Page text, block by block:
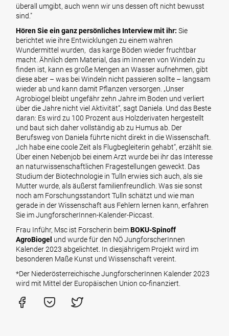
überall umgibt, auch wenn wir uns dessen oft nicht bewusst
sind."
Hören Sie ein ganz persönliches Interview mit ihr: Sie
berichtet wie ihre Entwicklungen zu einem wahren
Wundermittel wurden, das karge Böden wieder fruchtbar
macht. Ähnlich dem Material, das im Inneren von Windeln zu
finden ist, kann es große Mengen an Wasser aufnehmen, gibt
diese aber – was bei Windeln nicht passieren sollte – langsam
wieder ab und kann damit Pflanzen versorgen. „Unser
Agrobiogel bleibt ungefähr zehn Jahre im Boden und verliert
über die Jahre nicht viel Aktivität“, sagt Daniela. Und das Beste
daran: Es wird zu 100 Prozent aus Holzderivaten hergestellt
und baut sich daher vollständig ab zu Humus ab. Der
Berufsweg von Daniela führte nicht direkt in die Wissenschaft.
„Ich habe eine coole Zeit als Flugbegleiterin gehabt“, erzählt sie.
Über einen Nebenjob bei einem Arzt wurde bei ihr das Interesse
an naturwissenschaftlichen Fragestellungen geweckt. Das
Studium der Biotechnologie in Tulln erwies sich auch, als sie
Mutter wurde, als äußerst familienfreundlich. Was sie sonst
noch am Forschungsstandort Tulln schätzt und wie man
gerade in der Wissenschaft aus Fehlern lernen kann, erfahren
Sie im JungforscherInnen-Kalender-Piccast.
Frau Inführ, Msc ist Forscherin beimBOKU-Spinoff
AgroBiogel und wurde für den NÖ JungforscherInnen
Kalender 2023 abgelichtet. In diesjährigem Projekt wird im
besonderen Maße Kunst und Wissenschaft vereint.
*Der Niederösterreichische JungforscherInnen Kalender 2023
wird mit Mittel der Europäischen Union co-finanziert.